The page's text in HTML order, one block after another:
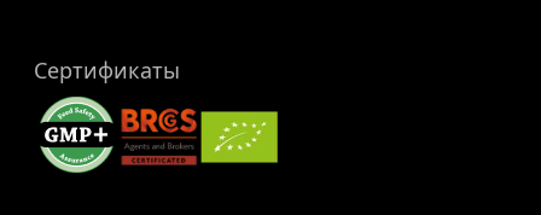
Сертификаты